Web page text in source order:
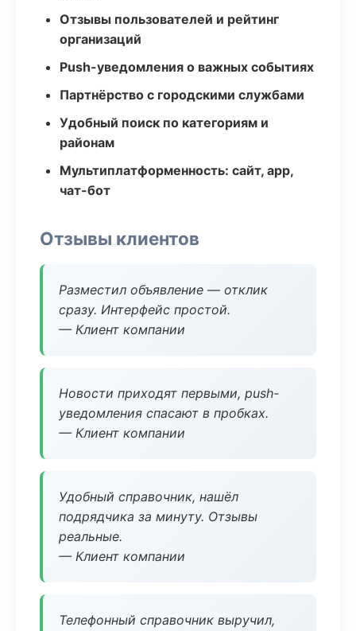
Отзывы пользователей и рейтинг
организаций
Push-уведомления о важных событиях
Партнёрство с городскими службами
Удобный поиск по категориям и
районам
Мультиплатформенность: сайт, app,
чат-бот
Отзывы клиентов
Разместил объявление — отклик
сразу. Интерфейс простой.
— Клиент компании
Новости приходят первыми, push-
уведомления спасают в пробках.
— Клиент компании
Удобный справочник, нашёл
подрядчика за минуту. Отзывы
реальные.
— Клиент компании
Телефонный справочник выручил,